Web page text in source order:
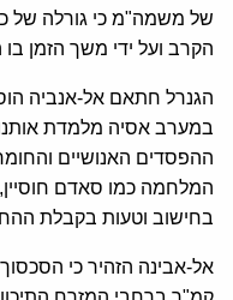
של משמה"מ כי גורלה של
הקרב ועל ידי משך הזמן
הגנרל חתאם אל-אנביה
במערב אסיה מלמדת
ההפסדים האנושיים
המלחמה כמו סאדם
בחישוב וטעות בקבלת